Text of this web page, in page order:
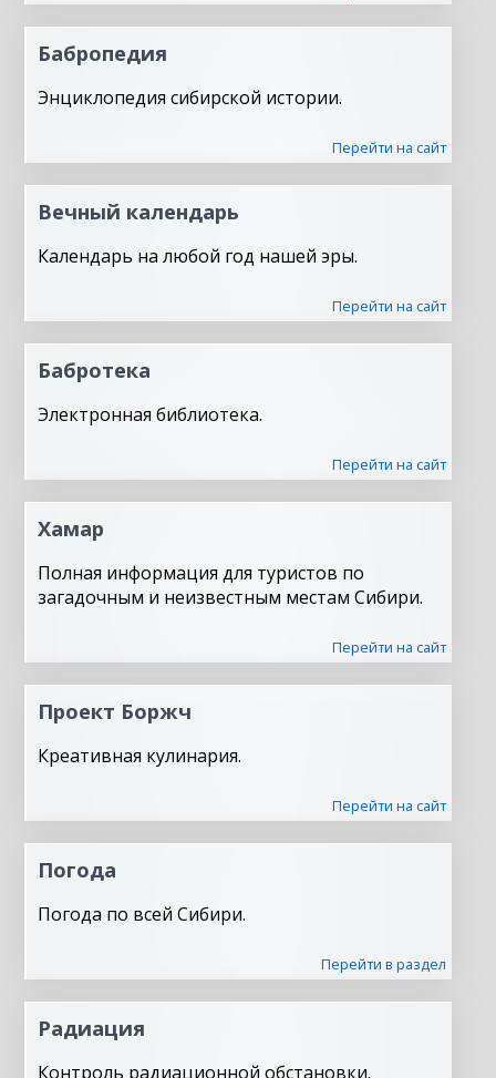
Бабропедия
Энциклопедия сибирской истории.
Перейти на сайт
Вечный календарь
Календарь на любой год нашей эры.
Перейти на сайт
Бабротека
Электронная библиотека.
Перейти на сайт
Хамар
Полная информация для туристов по
загадочным и неизвестным местам Сибири.
Перейти на сайт
Проект Боржч
Креативная кулинария.
Перейти на сайт
Погода
Погода по всей Сибири.
Перейти в раздел
Радиация
Контроль радиационной обстановки.